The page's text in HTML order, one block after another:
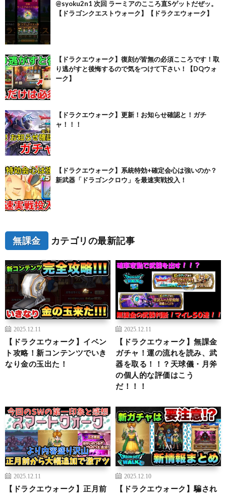
@syoku2n1 次回 ラーミアのこころ直Sゲットだぜッ。
【ドラゴンクエストウォーク】【ドラクエウォーク】
【ドラクエウォーク】復刻が皆無の必須こころです！取
り逃がすと後悔するので気をつけて下さい！【DQウォ
ーク】
【ドラクエウォーク】更新！お知らせ確認と！ガチ
ャ！！！
【ドラクエウォーク】系統特効+確定会心は強いのか？
新武器「ドラゴンクロウ」を最速実戦投入！
無課金 カテゴリの最新記事
2025.12.11
【ドラクエウォーク】イベン
ト攻略！新コンテンツでいき
なり金の玉出た！
2025.12.11
【ドラクエウォーク】無課金
ガチャ！運の流れを読み、武
器を取る！！？天球儀・月斧
の個人的な評価はこう
だ！！！
2025.12.11
【ドラクエウォーク】正月前
2025.12.10
【ドラクエウォーク】騙され